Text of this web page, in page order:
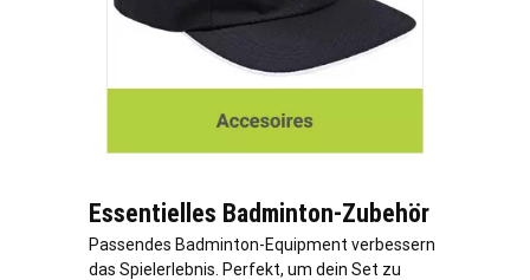
Essentielles Badminton-Zubehör
Passendes Badminton-Equipment verbessern
das Spielerlebnis. Perfekt, um dein Set zu